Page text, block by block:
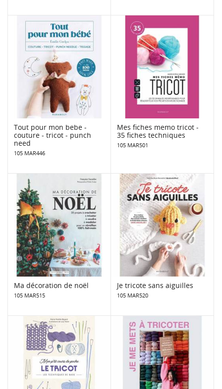
Tout pour mon bebe -
couture - tricot - punch
need
105 MAR446
Mes fiches memo tricot -
35 fiches techniques
105 MAR501
Ma décoration de noël
105 MAR515
Je tricote sans aiguilles
105 MAR520